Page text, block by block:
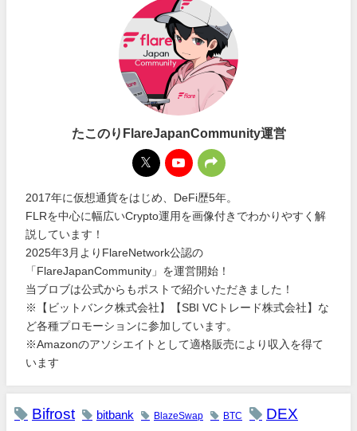
たこのりFlareJapanCommunity運営
2017年に仮想通貨をはじめ、DeFi歴5年。
FLRを中心に幅広いCrypto運用を画像付きでわかりやすく解
説しています！
2025年3月よりFlareNetwork公認の
「FlareJapanCommunity」を運営開始！
当ブロブは公式からもポストで紹介いただきました！
※【ビットバンク株式会社】【SBI VCトレード株式会社】な
ど各種プロモーションに参加しています。
※Amazonのアソシエイトとして適格販売により収入を得て
います
Bifrost bitbank BlazeSwap BTC DEX